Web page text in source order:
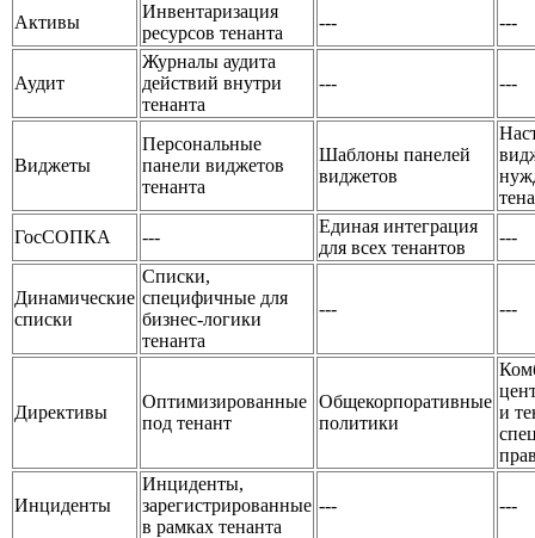
Активы
Инвентаризация
ресурсов тенанта
--- ---
Аудит
Журналы аудита
действий внутри
тенанта
--- ---
Виджеты
Персональные
панели виджетов
тенанта
Шаблоны панелей
виджетов
ГосСОПКА
---
Единая интеграция
для всех тенантов
---
Динамические
списки
Списки,
специфичные для
бизнес-логики
тенанта
--- ---
Директивы
Оптимизированные
под тенант
Общекорпоративные
политики
и
Инциденты
Инциденты,
зарегистрированные
в рамках тенанта
--- ---